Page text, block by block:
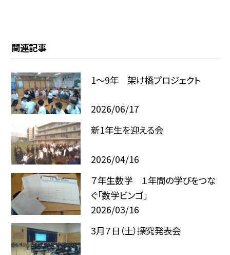
関連記事
1～9年 架け橋プロジェクト
2026/06/17
新1年生を迎える会
2026/04/16
７年生数学 １年間の学びをつな
ぐ「数学ビンゴ」
2026/03/16
3月７日（土）探究発表会